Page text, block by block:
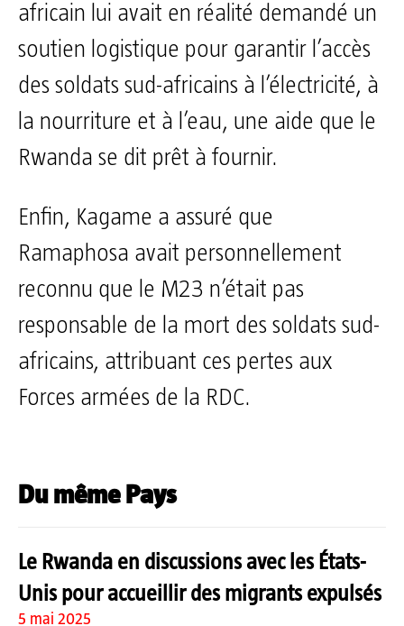
africain lui avait en réalité demandé un
soutien logistique pour garantir l’accès
des soldats sud-africains à l’électricité, à
la nourriture et à l’eau, une aide que le
Rwanda se dit prêt à fournir.
Enfin, Kagame a assuré que
Ramaphosa avait personnellement
reconnu que le M23 n’était pas
responsable de la mort des soldats sud-
africains, attribuant ces pertes aux
Forces armées de la RDC.
Du même Pays
Le Rwanda en discussions avec les États-
Unis pour accueillir des migrants expulsés
5 mai 2025